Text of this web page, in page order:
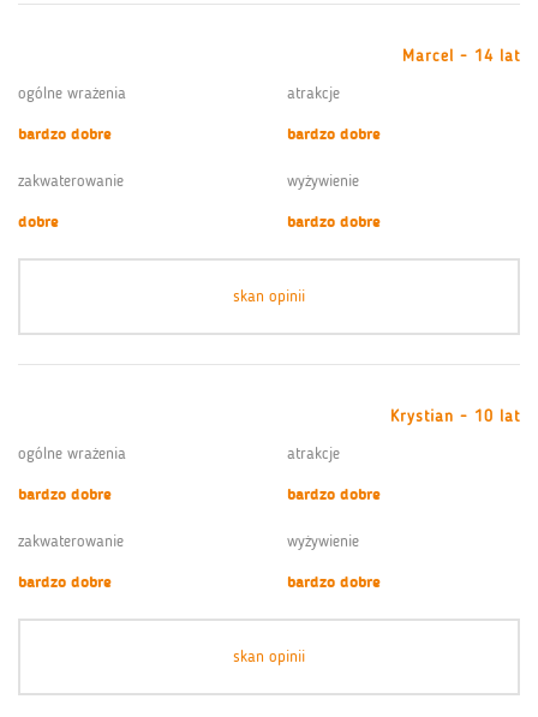
Marcel - 14 lat
ogólne wrażenia
bardzo dobre
atrakcje
bardzo dobre
zakwaterowanie
dobre
wyżywienie
bardzo dobre
skan opinii
Krystian - 10 lat
ogólne wrażenia
bardzo dobre
atrakcje
bardzo dobre
zakwaterowanie
bardzo dobre
wyżywienie
bardzo dobre
skan opinii